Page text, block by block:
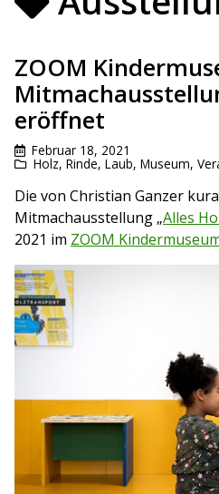
ZOOM
eröffnet
Februar 18, 2021
Holz, Rinde, Laub, Museum,
Die von Christian Ganzer
Mitmachausstellung „Alles
2021 im ZOOM